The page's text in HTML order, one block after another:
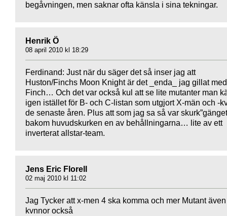
begåvningen, men saknar ofta känsla i sina tekningar.
Henrik Ö
08 april 2010 kl 18:29
Ferdinand: Just när du säger det så inser jag att
Huston/Finchs Moon Knight är det _enda_ jag gillat med
Finch… Och det var också kul att se lite mutanter man
igen istället för B- och C-listan som utgjort X-män och -
de senaste åren. Plus att som jag sa så var
bakom huvudskurken en av behållningarna… lite av ett
inverterat allstar-team.
Jens Eric Florell
02 maj 2010 kl 11:02
Jag Tycker att x-men 4 ska komma och mer Mutant även
kvnnor också